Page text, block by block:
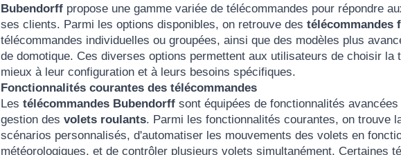
Bubendorff propose une gamme variée de télécommandes pour répondre
ses clients. Parmi les options disponibles, on retrouve des télécommandes
télécommandes individuelles ou groupées, ainsi que des modèles plus
de domotique. Ces diverses options permettent aux utilisateurs de choisir la
mieux à leur configuration et à leurs besoins spécifiques.
Fonctionnalités courantes des télécommandes
Les télécommandes Bubendorff sont équipées de fonctionnalités
gestion des volets roulants. Parmi les fonctionnalités courantes, on trouve
scénarios personnalisés, d'automatiser les mouvements des volets en
météorologiques, et de contrôler plusieurs volets simultanément. Certaines